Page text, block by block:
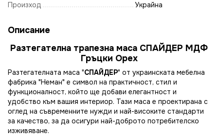
Произход Украйна
Описание
Разтегателна трапезна маса СПАЙДЕР МДФ
Гръцки Орех
Разтегателната маса "СПАЙДЕР" от украинската мебелна
фабрика "Неман" е символ на практичност, стил и
функционалност, който ще добави елегантност и
удобство към вашия интериор. Тази маса е проектирана с
оглед на съвременните нужди и най-високите стандарти
за качество, за да осигури най-доброто потребителско
изживяване.